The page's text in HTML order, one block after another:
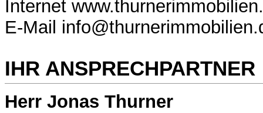
Internet
E-Mail
IHR ANSPRECHPARTNER
Herr Jonas Thurner